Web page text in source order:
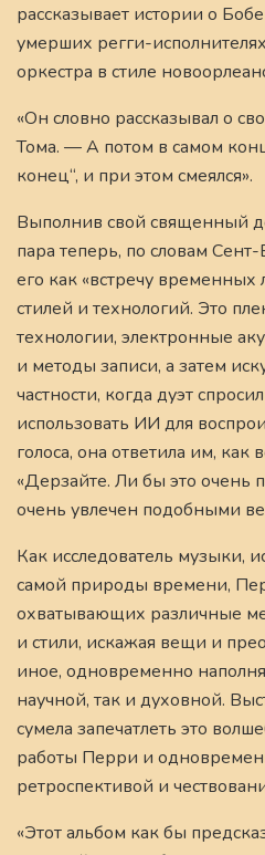
рассказывает истории о
умерших регги-
оркестра в стиле
«Он словно рассказывал о
Тома. — А потом в самом
конец“, и при этом смеялся».
Выполнив свой священный
пара теперь, по словам
его как «встречу
стилей и технологий. Это
технологии, электронные
и методы записи, а затем
частности, когда дуэт
использовать ИИ для
голоса, она ответила им,
«Дерзайте. Ли бы это очень
очень увлечен подобными
Как исследователь музыки,
самой природы времени,
охватывающих различные
и стили, искажая вещи и
иное, одновременно
научной, так и духовной.
сумела запечатлеть это
работы Перри и
ретроспективой и
«Этот альбом как бы